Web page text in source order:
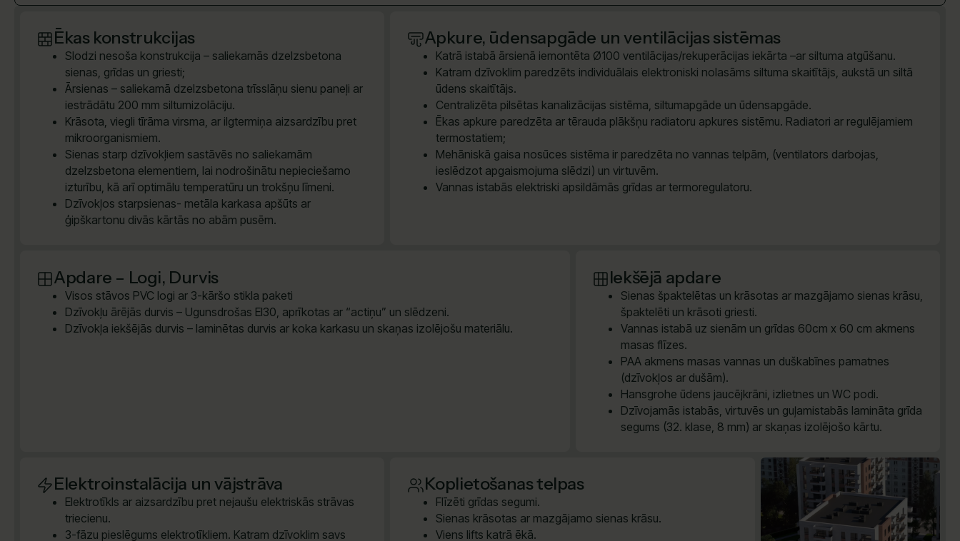
Ēkas konstrukcijas
Slodzi nesoša konstrukcija – saliekamās dzelzsbetona
sienas, grīdas un griesti;
Ārsienas – saliekamā dzelzsbetona trīsslāņu sienu paneļi ar
iestrādātu 200 mm siltumizolāciju.
Krāsota, viegli tīrāma virsma, ar ilgtermiņa aizsardzību pret
mikroorganismiem.
Sienas starp dzīvokļiem sastāvēs no saliekamām
dzelzsbetona elementiem, lai nodrošinātu nepieciešamo
izturību, kā arī optimālu temperatūru un trokšņu līmeni.
Dzīvokļos starpsienas- metāla karkasa apšūts ar
ģipškartonu divās kārtās no abām pusēm.
Apkure, ūdensapgāde un ventilācijas sistēmas
Katrā istabā ārsienā iemontēta Ø100 ventilācijas/rekuperācijas iekārta –ar siltuma atgūšanu.
Katram dzīvoklim paredzēts individuālais elektroniski nolasāms siltuma skaitītājs, aukstā un siltā
ūdens skaitītājs.
Centralizēta pilsētas kanalizācijas sistēma, siltumapgāde un ūdensapgāde.
Ēkas apkure paredzēta ar tērauda plākšņu radiatoru apkures sistēmu. Radiatori ar regulējamiem
termostatiem;
Mehāniskā gaisa nosūces sistēma ir paredzēta no vannas telpām, (ventilators darbojas,
ieslēdzot apgaismojuma slēdzi) un virtuvēm.
Vannas istabās elektriski apsildāmās grīdas ar termoregulatoru.
Apdare – Logi, Durvis
Visos stāvos PVC logi ar 3-kāršo stikla paketi
Dzīvokļu ārējās durvis – Ugunsdrošas EI30, aprīkotas ar “actiņu” un slēdzeni.
Dzīvokļa iekšējās durvis – laminētas durvis ar koka karkasu un skaņas izolējošu materiālu.
Iekšējā apdare
Sienas špaktelētas un krāsotas ar mazgājamo sienas krāsu,
špaktelēti un krāsoti griesti.
Vannas istabā uz sienām un grīdas 60cm x 60 cm akmens
masas flīzes.
PAA akmens masas vannas un duškabīnes pamatnes
(dzīvokļos ar dušām).
Hansgrohe ūdens jaucējkrāni, izlietnes un WC podi.
Dzīvojamās istabās, virtuvēs un guļamistabās lamināta grīda
segums (32. klase, 8 mm) ar skaņas izolējošo kārtu.
Elektroinstalācija un vājstrāva
Elektrotīkls ar aizsardzību pret nejaušu elektriskās strāvas
triecienu.
3-fāzu pieslēgums elektrotīkliem. Katram dzīvoklim savs
Koplietošanas telpas
Flīzēti grīdas segumi.
Sienas krāsotas ar mazgājamo sienas krāsu.
Viens lifts katrā ēkā.